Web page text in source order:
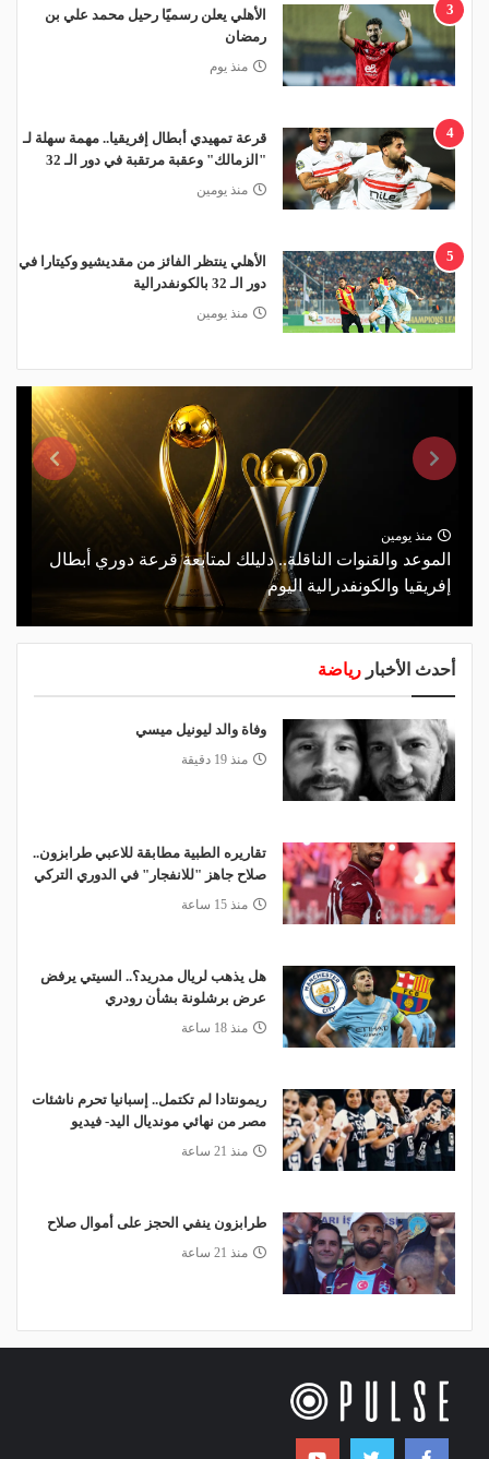
3
الأهلي يعلن رسميًا رحيل محمد علي بن
رمضان
منذ يوم
4
قرعة تمهيدي أبطال إفريقيا.. مهمة سهلة لـ
"الزمالك" وعقبة مرتقبة في دور الـ 32
منذ يومين
5
الأهلي ينتظر الفائز من مقديشيو وكيتارا في
دور الـ 32 بالكونفدرالية
منذ يومين
منذ يومين
الموعد والقنوات الناقلة.. دليلك لمتابعة قرعة دوري أبطال
إفريقيا والكونفدرالية اليوم
أحدث الأخبار رياضة
وفاة والد ليونيل ميسي
منذ 19 دقيقة
تقاريره الطبية مطابقة للاعبي طرابزون..
صلاح جاهز "للانفجار" في الدوري التركي
منذ 15 ساعة
هل يذهب لريال مدريد؟.. السيتي يرفض
عرض برشلونة بشأن رودري
منذ 18 ساعة
ريمونتادا لم تكتمل.. إسبانيا تحرم ناشئات
مصر من نهائي مونديال اليد- فيديو
منذ 21 ساعة
طرابزون ينفي الحجز على أموال صلاح
منذ 21 ساعة